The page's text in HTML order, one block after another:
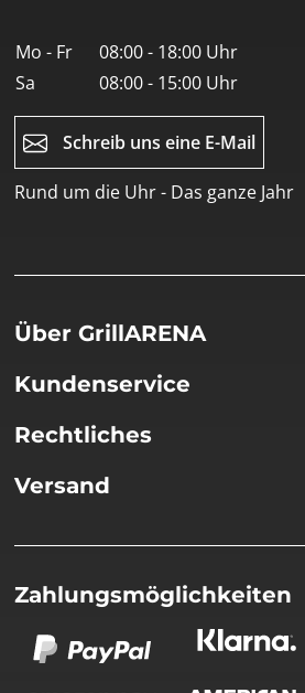
Mo - Fr
08:00 - 18:00 Uhr
Sa
08:00 - 15:00 Uhr
Schreib uns eine E-Mail
Rund um die Uhr - Das ganze Jahr
Über GrillARENA
Kundenservice
Rechtliches
Versand
Zahlungsmöglichkeiten